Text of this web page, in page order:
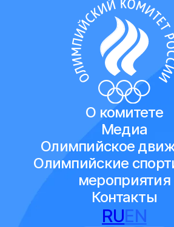
О комитете
Медиа
Олимпийское
Олимпийские
мероприятия
Контакты
RUEN